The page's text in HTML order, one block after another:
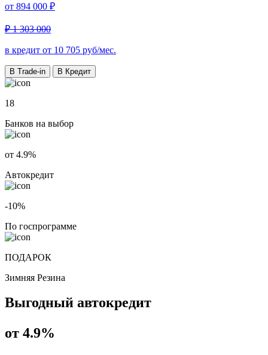
от 894 000 ₽
₽ 1 303 000
в кредит от 10 705 руб/мес.
В Trade-in В Кредит
18
Банков на выбор
от 4.9%
Автокредит
-10%
По госпрограмме
ПОДАРОК
Зимняя Резина
Выгодный автокредит
от 4.9%